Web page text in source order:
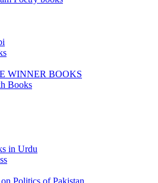
WINNER BOOKS
Books
in Urdu
Politics of Pakistan